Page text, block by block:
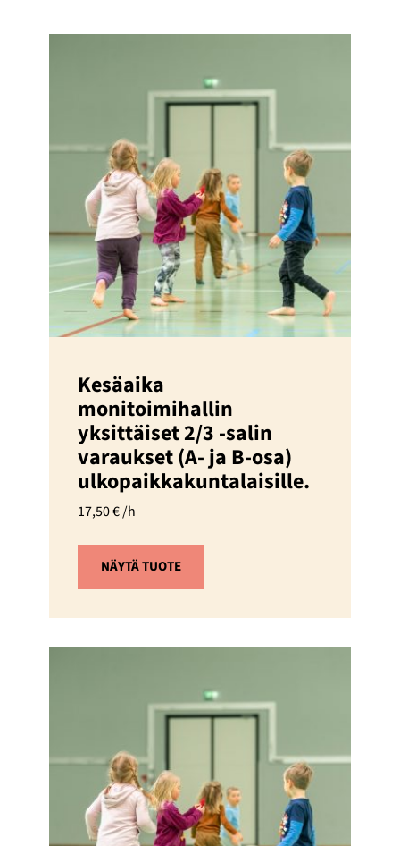
Kesäaika
monitoimihallin
yksittäiset 2/3 -salin
varaukset (A- ja B-osa)
ulkopaikkakuntalaisille.
17,50€/h
NÄYTÄ TUOTE